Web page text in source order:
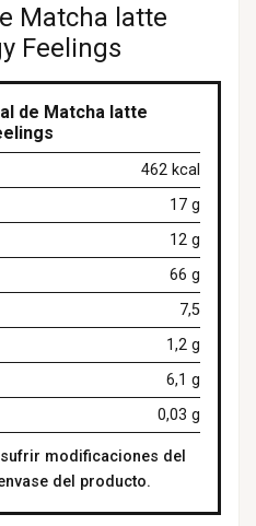
Matcha latte
Feelings
de Matcha latte
462 kcal
17 g
12 g
66 g
7,5
1,2 g
6,1 g
0,03 g
modificaciones del
del producto.